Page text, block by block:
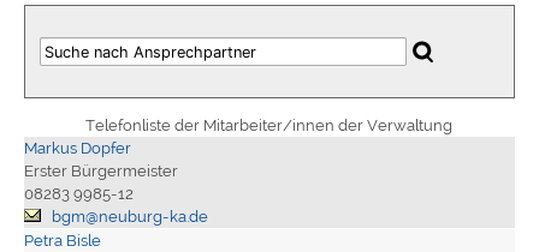
Telefonliste der Mitarbeiter/innen der Verwaltung
Markus Dopfer
Erster Bürgermeister
08283 9985-12
bgm@neuburg-ka.de
Petra Bisle